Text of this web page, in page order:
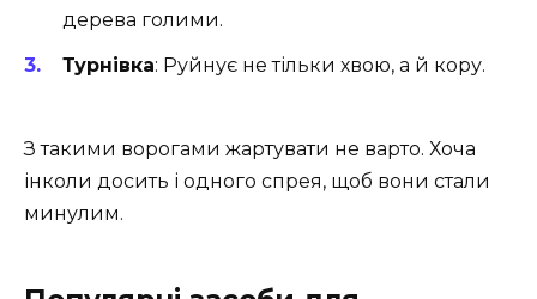
дерева голими.
Турнівка: Руйнує не тільки хвою, а й кору.
З такими ворогами жартувати не варто. Хоча
інколи досить і одного спрея, щоб вони стали
минулим.